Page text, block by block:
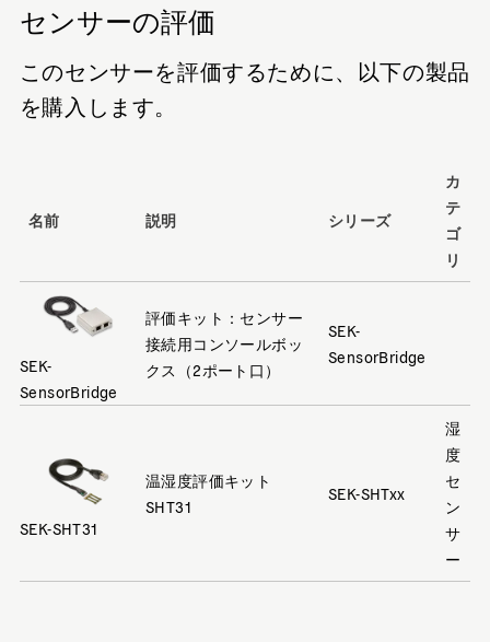
センサーの評価
このセンサーを評価するために、以下の製品
を購入します。
名前 説明 シリーズ
カ
テ
ゴ
リ
SEK-
SensorBridge
評価キット：センサー
接続用コンソールボッ
クス（2ポート口）
SEK-
SensorBridge
SEK-SHT31
温湿度評価キット
SHT31
SEK-SHTxx
湿
度
セ
ン
サ
ー